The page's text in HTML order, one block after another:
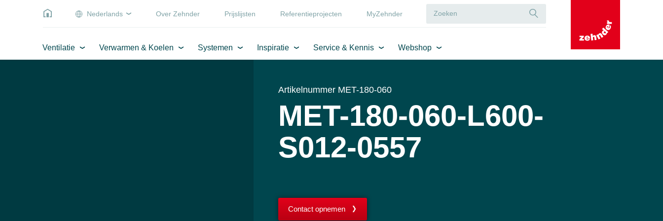
Nederlands Over Zehnder Prijslijsten Referentieprojecten MyZehnder
Ventilatie Verwarmen & Koelen Systemen Inspiratie Service & Kennis Webshop
Artikelnummer MET-180-060
MET-180-060-L600-
S012-0557
Contact opnemen